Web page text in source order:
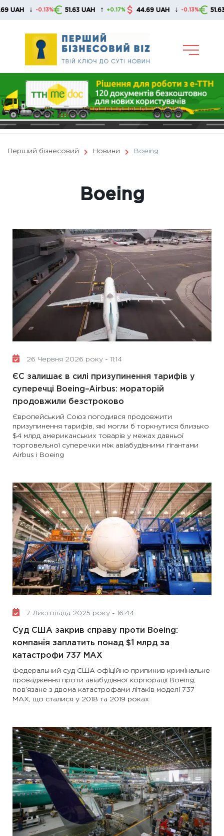
Skip
51.63 UAH ↑ +0.17% 44.69 UAH ↓ -0.13% 51.63 UAH ↑
Перший бізнесовий Новини Boeing
Boeing
26 Червня 2026 року - 11:14
ЄС залишає в силі призупинення тарифів у
суперечці Boeing–Airbus: мораторій
продовжили безстроково
Європейський Союз погодився продовжити
призупинення тарифів, які могли б торкнутися близько
$4 млрд американських товарів у межах давньої
торговельної суперечки між авіабудівними гігантами
Airbus і Boeing
7 Листопада 2025 року - 16:44
Суд США закрив справу проти Boeing:
компанія заплатить понад $1 млрд за
катастрофи 737 MAX
Федеральний суд США офіційно припинив кримінальне
провадження проти авіабудівної корпорації Boeing,
пов’язане з двома катастрофами літаків моделі 737
MAX, що сталися у 2018 та 2019 роках